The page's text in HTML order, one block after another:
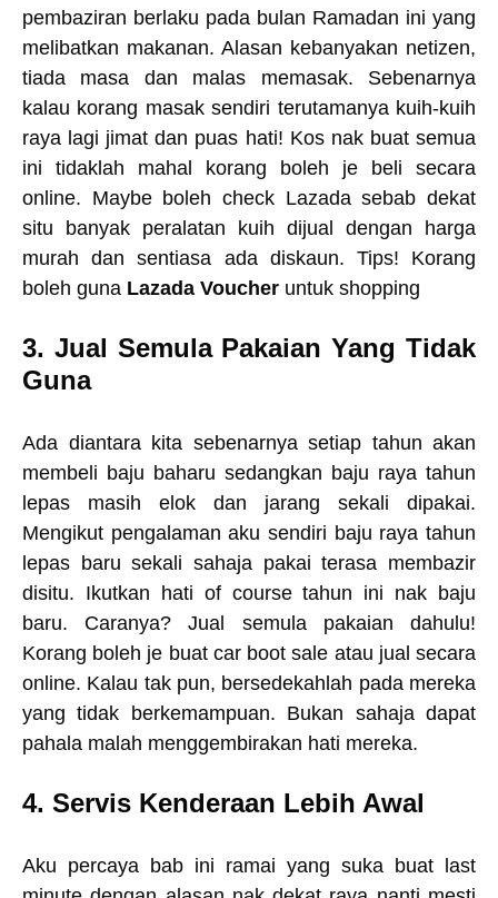
pembaziran berlaku pada bulan Ramadan ini yang
melibatkan makanan. Alasan kebanyakan netizen,
tiada masa dan malas memasak. Sebenarnya
kalau korang masak sendiri terutamanya kuih-kuih
raya lagi jimat dan puas hati! Kos nak buat semua
ini tidaklah mahal korang boleh je beli secara
online. Maybe boleh check Lazada sebab dekat
situ banyak peralatan kuih dijual dengan harga
murah dan sentiasa ada diskaun. Tips! Korang
boleh guna Lazada Voucher untuk shopping
3. Jual Semula Pakaian Yang Tidak
Guna
Ada diantara kita sebenarnya setiap tahun akan
membeli baju baharu sedangkan baju raya tahun
lepas masih elok dan jarang sekali dipakai.
Mengikut pengalaman aku sendiri baju raya tahun
lepas baru sekali sahaja pakai terasa membazir
disitu. Ikutkan hati of course tahun ini nak baju
baru. Caranya? Jual semula pakaian dahulu!
Korang boleh je buat car boot sale atau jual secara
online. Kalau tak pun, bersedekahlah pada mereka
yang tidak berkemampuan. Bukan sahaja dapat
pahala malah menggembirakan hati mereka.
4. Servis Kenderaan Lebih Awal
Aku percaya bab ini ramai yang suka buat last